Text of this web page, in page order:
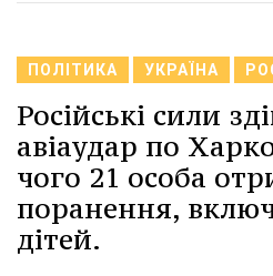
ПОЛІТИКА УКРАЇНА
Російські сили
авіаудар по
чого 21 особа
поранення,
дітей.